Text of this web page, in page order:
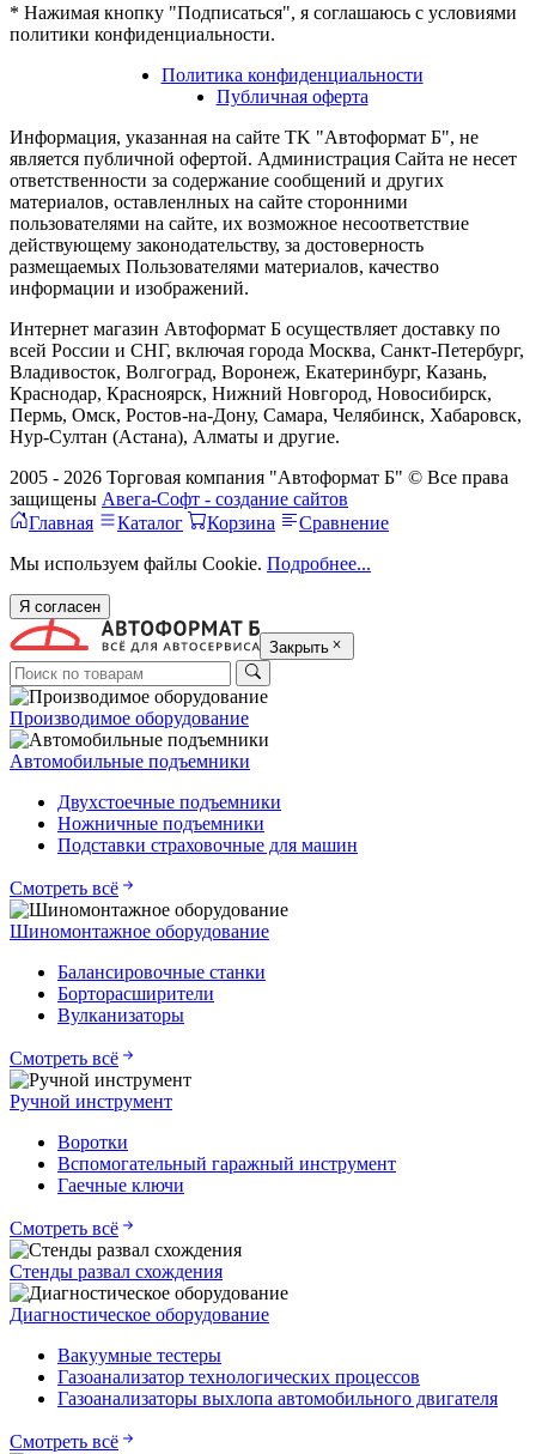
* Нажимая кнопку "Подписаться", я соглашаюсь с условиями
политики конфиденциальности.
Политика конфиденциальности
Публичная оферта
Информация, указанная на сайте TK "Автоформат Б", не
является публичной офертой. Администрация Сайта не несет
ответственности за содержание сообщений и других
материалов, оставленлных на сайте сторонними
пользователями на сайте, их возможное несоответствие
действующему законодательству, за достоверность
размещаемых Пользователями материалов, качество
информации и изображений.
Интернет магазин Автоформат Б осуществляет доставку по
всей России и СНГ, включая города Москва, Санкт-Петербург,
Владивосток, Волгоград, Воронеж, Екатеринбург, Казань,
Краснодар, Красноярск, Нижний Новгород, Новосибирск,
Пермь, Омск, Ростов-на-Дону, Самара, Челябинск, Хабаровск,
Нур-Султан (Астана), Алматы и другие.
2005 - 2026 Торговая компания "Автоформат Б" © Все права
защищены Авега-Софт - создание сайтов
Главная
Каталог Корзина
Сравнение
Мы используем файлы Cookie. Подробнее...
Я согласен
Закрыть
Производимое оборудование
Автомобильные подъемники
Двухстоечные подъемники
Ножничные подъемники
Подставки страховочные для машин
Смотреть всё
Шиномонтажное оборудование
Балансировочные станки
Борторасширители
Вулканизаторы
Смотреть всё
Ручной инструмент
Воротки
Вспомогательный гаражный инструмент
Гаечные ключи
Смотреть всё
Стенды развал схождения
Диагностическое оборудование
Вакуумные тестеры
Газоанализатор технологических процессов
Газоанализаторы выхлопа автомобильного двигателя
Смотреть всё